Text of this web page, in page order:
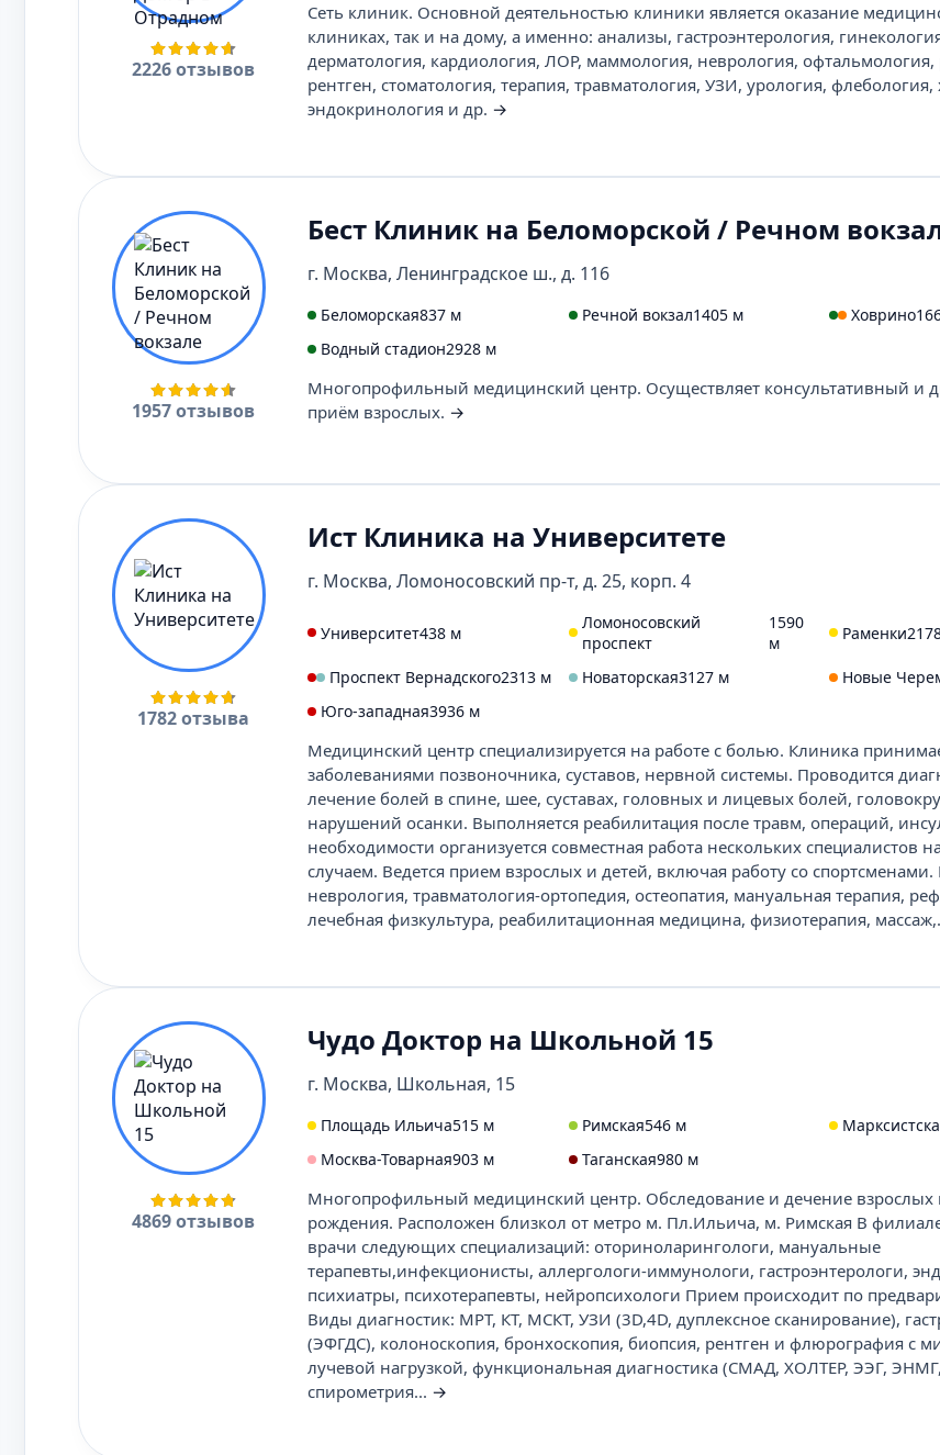
2226 отзывов
Сеть клиник. Основной деятельностью клиники является оказание
клиниках, так и на дому, а именно: анализы, гастроэнтерология,
дерматология, кардиология, ЛОР, маммология, неврология, офтальмология,
рентген, стоматология, терапия, травматология, УЗИ, урология, флебология,
эндокринология и др. →
1957 отзывов
Бест Клиник на Беломорской / Речном
г. Москва, Ленинградское ш., д. 116
Беломорская837 м Речной вокзал1405 м Ховрино
Водный стадион2928 м
Многопрофильный медицинский центр. Осуществляет консультативный и
приём взрослых. →
1782 отзыва
Ист Клиника на Университете
г. Москва, Ломоносовский пр-т, д. 25, корп. 4
Университет438 м
Ломоносовский
проспект
1590
м
Раменки
Проспект Вернадского2313 м Новаторская3127 м Новые
Юго-западная3936 м
Медицинский центр специализируется на работе с болью. Клиника
заболеваниями позвоночника, суставов, нервной системы. Проводится
лечение болей в спине, шее, суставах, головных и лицевых болей,
нарушений осанки. Выполняется реабилитация после травм, операций,
необходимости организуется совместная работа нескольких специалистов
случаем. Ведется прием взрослых и детей, включая работу со
неврология, травматология-ортопедия, остеопатия, мануальная терапия,
лечебная физкультура, реабилитационная медицина, физиотерапия,
4869 отзывов
Чудо Доктор на Школьной 15
г. Москва, Школьная, 15
Площадь Ильича515 м Римская546 м
Москва-Товарная903 м Таганская980 м
Многопрофильный медицинский центр. Обследование и дечение взрослых
рождения. Расположен близкол от метро м. Пл.Ильича, м. Римская В
врачи следующих специализаций: оториноларингологи, мануальные
терапевты,инфекционисты, аллергологи-иммунологи, гастроэнтерологи,
психиатры, психотерапевты, нейропсихологи Прием происходит по
Виды диагностик: МРТ, КТ, МСКТ, УЗИ (3D,4D, дуплексное сканирование),
(ЭФГДС), колоноскопия, бронхоскопия, биопсия, рентген и флюрография с
лучевой нагрузкой, функциональная диагностика (СМАД, ХОЛТЕР, ЭЭГ,
спирометрия... →